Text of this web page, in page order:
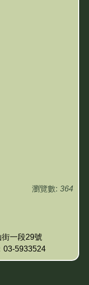
瀏覽數: 364
一段29號
03-5933524